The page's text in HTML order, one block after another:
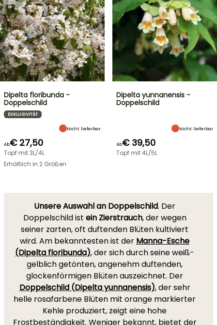
Dipelta floribunda -
Doppelschild
EXKLUSIVITÄT
Nicht lieferbar
Ab€ 27,50
Topf mit 3L/4L
Erhältlich in 2 Größen
Dipelta yunnanensis -
Doppelschild
Nicht lieferbar
Ab€ 39,50
Topf mit 4L/5L
Unsere Auswahl an Doppelschild. Der
Doppelschild ist ein Zierstrauch, der wegen
seiner zarten, oft duftenden Blüten kultiviert
wird. Am bekanntesten ist der Manna-Esche
(Dipelta floribunda), der sich durch seine weiß-
gelblich getönten, angenehm duftenden,
glockenförmigen Blüten auszeichnet. Der
Doppelschild (Dipelta yunnanensis), der sehr
helle rosafarbene Blüten mit orange markierter
Kehle produziert, zeigt eine hohe
Frostbeständigkeit. Weniger bekannt, bietet der